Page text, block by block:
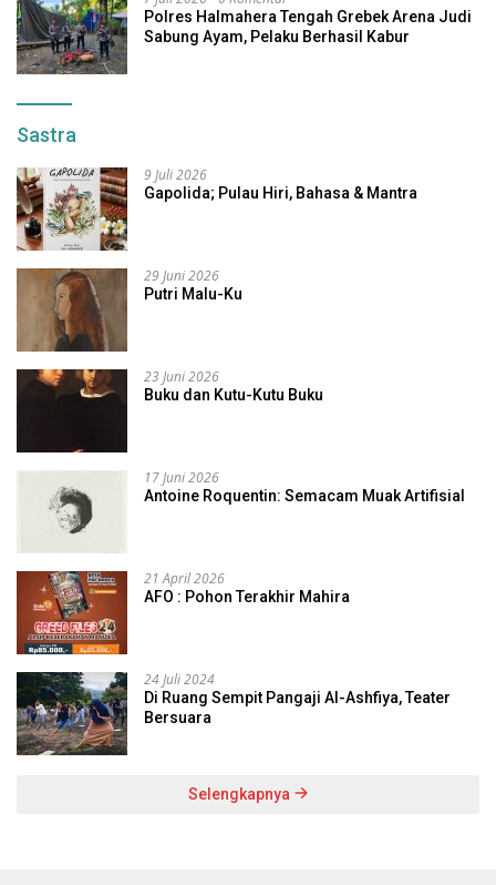
Polres Halmahera Tengah Grebek Arena Judi
Sabung Ayam, Pelaku Berhasil Kabur
Sastra
9 Juli 2026
Gapolida; Pulau Hiri, Bahasa & Mantra
29 Juni 2026
Putri Malu-Ku
23 Juni 2026
Buku dan Kutu-Kutu Buku
17 Juni 2026
Antoine Roquentin: Semacam Muak Artifisial
21 April 2026
AFO : Pohon Terakhir Mahira
24 Juli 2024
Di Ruang Sempit Pangaji Al-Ashfiya, Teater
Bersuara
Selengkapnya